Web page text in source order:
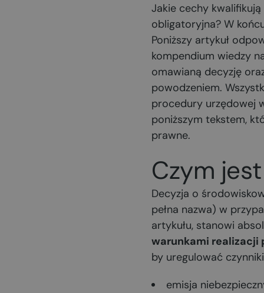
Jakie cechy
obligatoryjna? W
Poniższy artykuł
kompendium wiedzy
omawianą decyzję
powodzeniem.
procedury urzędowej
poniższym tekstem,
prawne.
Czym
Decyzja o
pełna nazwa) w
artykułu, stanowi
warunkami realizacji
by uregulować
emisja